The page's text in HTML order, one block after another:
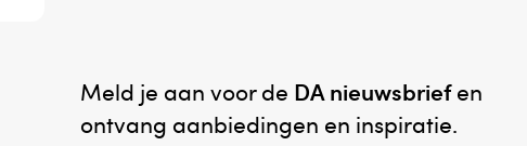
Meld je aan voor de DA nieuwsbriefen
ontvang aanbiedingen en inspiratie.